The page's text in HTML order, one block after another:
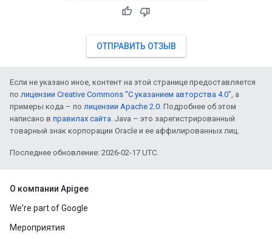
ОТПРАВИТЬ ОТЗЫВ
Если не указано иное, контент на этой странице предоставляется
по лицензии Creative Commons "С указанием авторства 4.0" , а
примеры кода – по лицензии Apache 2.0 . Подробнее об этом
написано в правилах сайта . Java – это зарегистрированный
товарный знак корпорации Oracle и ее аффилированных лиц.
Последнее обновление: 2026-02-17 UTC.
О компании Apigee
We're part of Google
Мероприятия